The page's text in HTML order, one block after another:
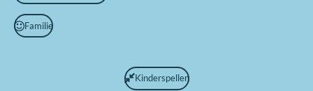
Familie
Kinderspellen